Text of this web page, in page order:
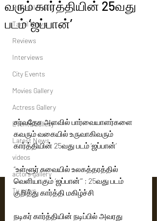
Political News
Tamil News
Reviews
Interviews
City Events
Movies Gallery
Actress Gallery
Events Gallery
Latest News
videos
actors gallery
Tv news
வரும் கார்த்தியின் 25வது
படம் ‘ஜப்பான்’
சர்வதேச அளவில் பார்வையாளர்களை
கவரும் வகையில் உருவாகிவரும்
கார்த்தியின் 25வது படம் ‘ஜப்பான்’
”உள்ளூர் சுவையில் உலகத்தரத்தில்
வெளியாகும் ‘ஜப்பான்’” ; 25வது படம்
குறித்து கார்த்தி மகிழ்ச்சி
நடிகர் கார்த்தியின் நடிப்பில் அவரது